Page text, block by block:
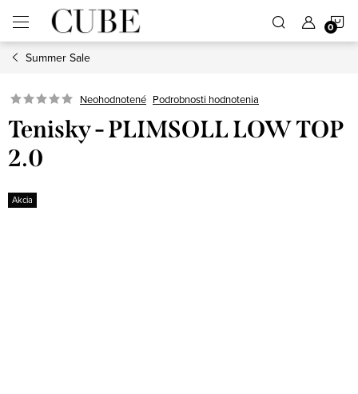
obsah
Summer Sale
Neohodnotené Podrobnosti hodnotenia
Tenisky - PLIMSOLL LOW TOP
2.0
Akcia